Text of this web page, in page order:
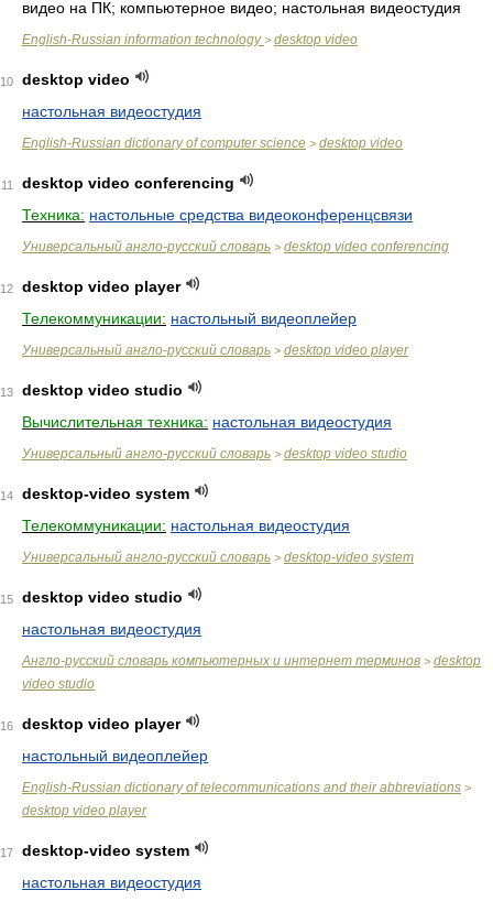
видео на ПК; компьютерное видео; настольная видеостудия
English-Russian information technology> desktop video
10
desktop video
настольная видеостудия
English-Russian dictionary of computer science > desktop video
11
desktop video conferencing
Техника: настольные средства видеоконференцсвязи
Универсальный англо-русский словарь > desktop video conferencing
12
desktop video player
Телекоммуникации: настольный видеоплейер
Универсальный англо-русский словарь > desktop video player
13
desktop video studio
Вычислительная техника: настольная видеостудия
Универсальный англо-русский словарь > desktop video studio
14
desktop-video system
Телекоммуникации: настольная видеостудия
Универсальный англо-русский словарь > desktop-video system
15
desktop video studio
настольная видеостудия
Англо-русский словарь компьютерных и интернет терминов > desktop
video studio
16
desktop video player
настольный видеоплейер
English-Russian dictionary of telecommunications and their abbreviations >
desktop video player
17
desktop-video system
настольная видеостудия